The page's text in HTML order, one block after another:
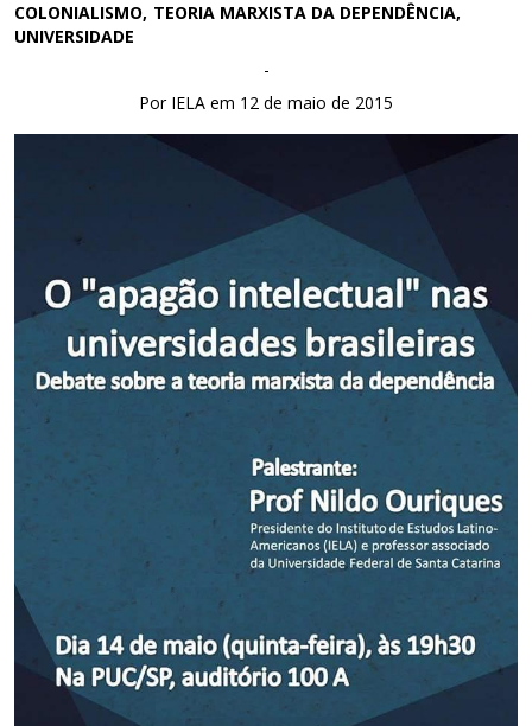
COLONIALISMO TEORIA MARXISTA DA DEPENDÊNCIA
UNIVERSIDADE
-
Por IELA em 12 de maio de 2015